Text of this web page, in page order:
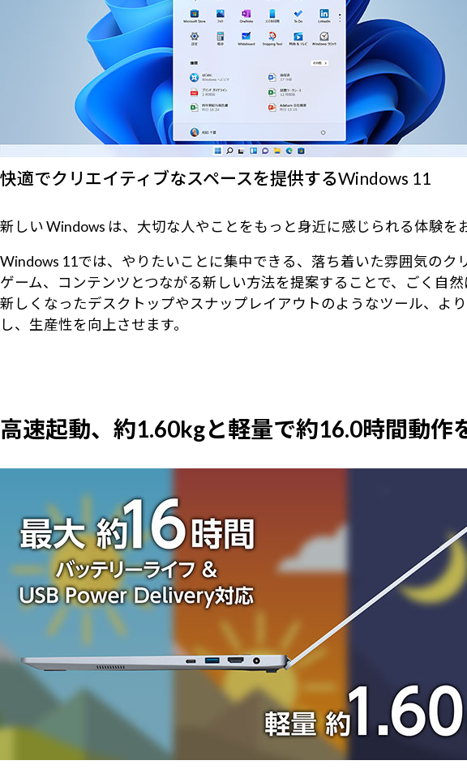
快適でクリエイティブなスペースを提供するWindows 11
新しい Windows は、大切な人やことをもっと身近に感じられる体験を
Windows 11では、やりたいことに集中できる、落ち着いた雰囲気のク
ゲーム、コンテンツとつながる新しい方法を提案することで、ごく自
新しくなったデスクトップやスナップレイアウトのようなツール、よ
し、生産性を向上させます。
高速起動、約1.60kgと軽量で約16.0時間動